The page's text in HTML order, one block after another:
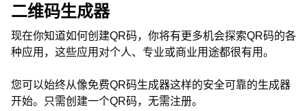
二维码生成器
现在你知道如何创建QR码，你将有更多机会探索QR码的各
种应用，这些应用对个人、专业或商业用途都很有用。
您可以始终从像免费QR码生成器这样的安全可靠的生成器
开始。只需创建一个QR码，无需注册。